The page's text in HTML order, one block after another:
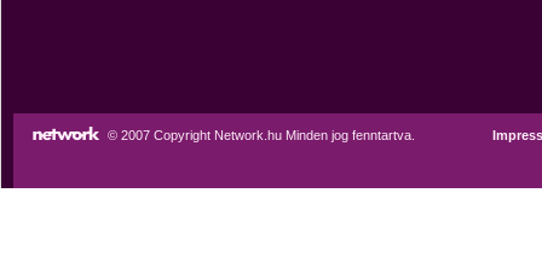
© 2007 Copyright Network.hu Minden jog fenntartva.